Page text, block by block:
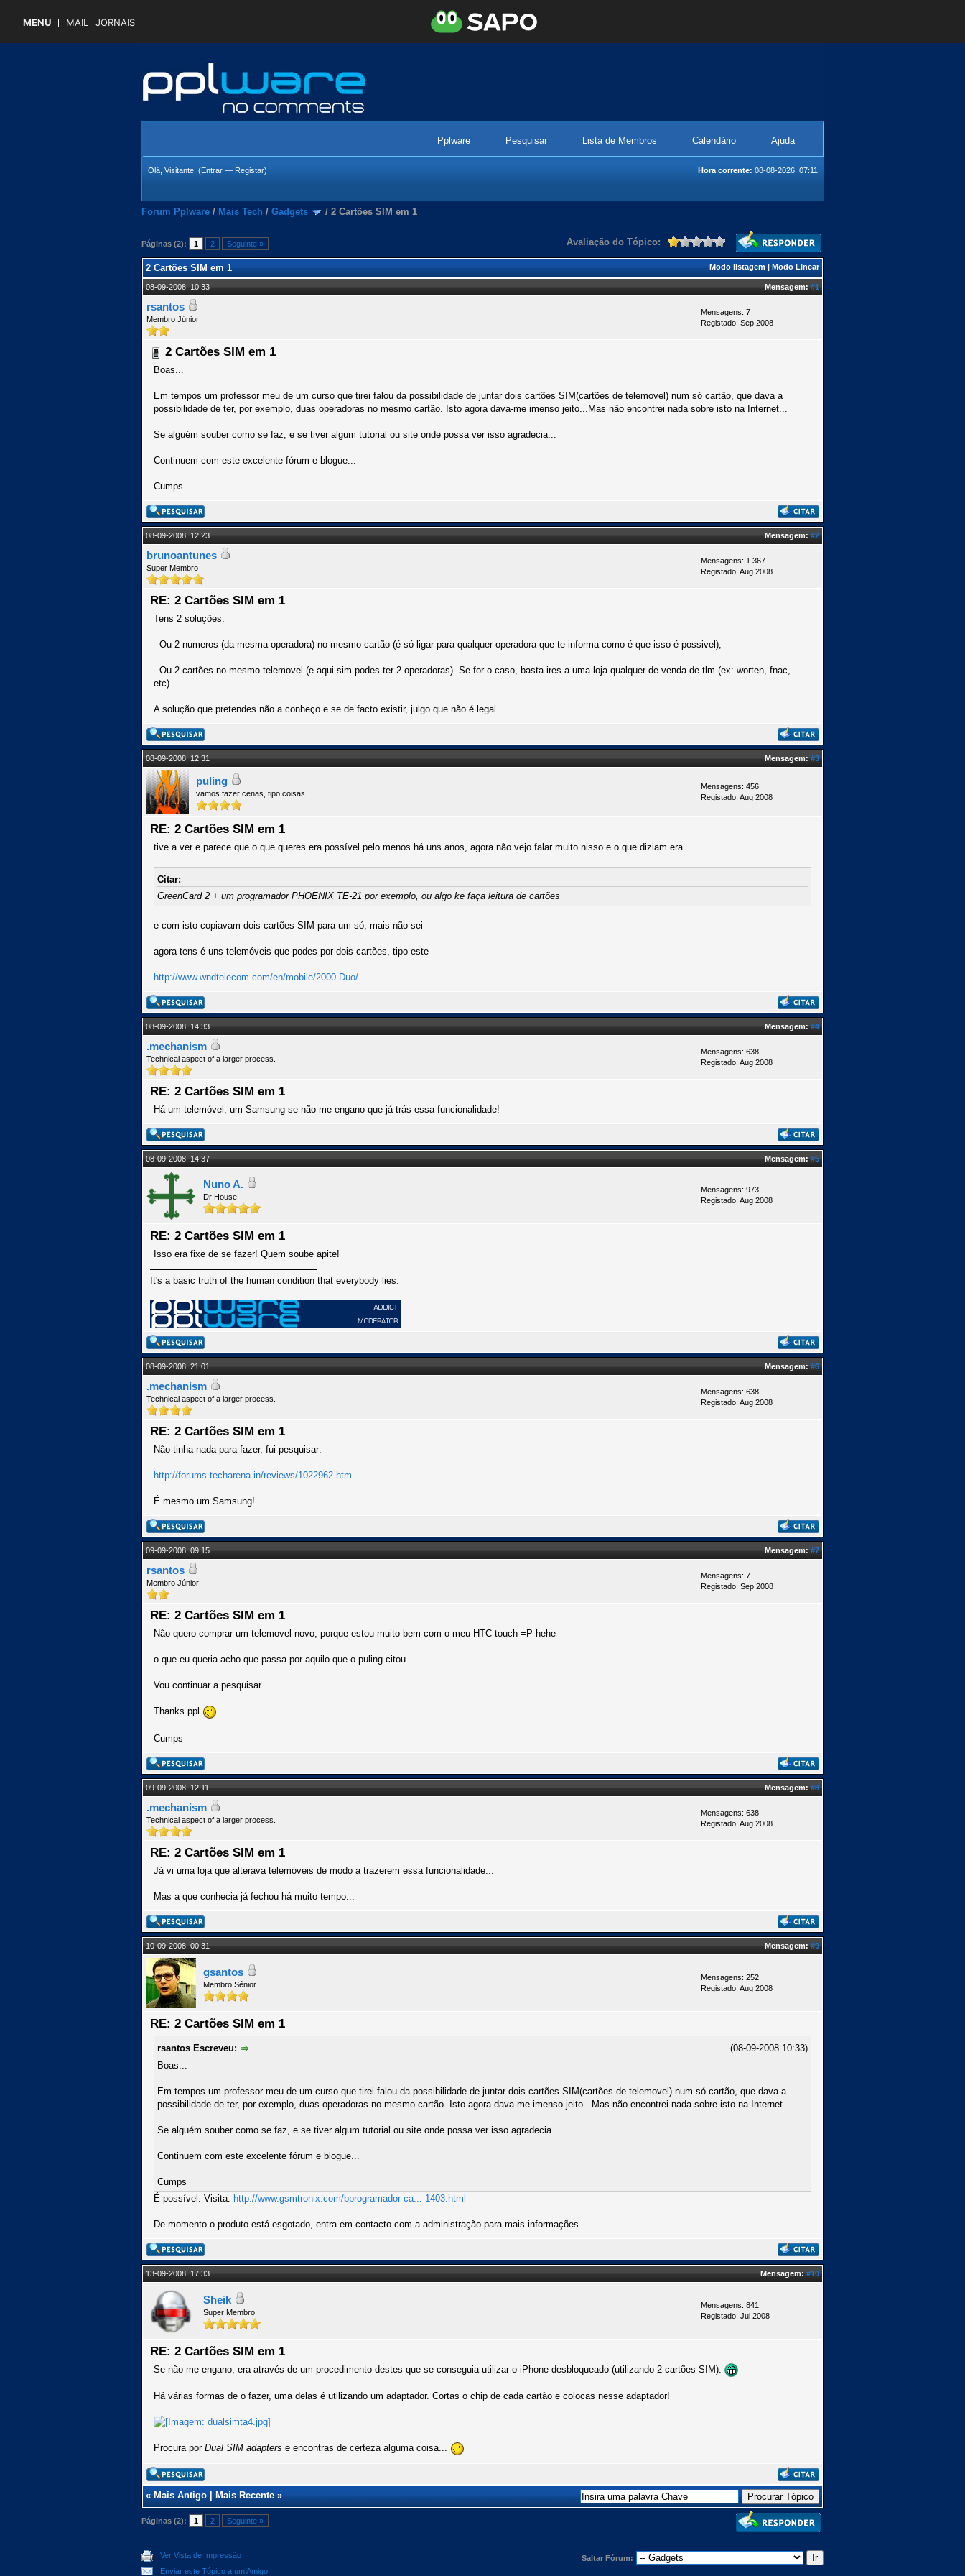
MENU MAIL JORNAIS
Pplware Pesquisar Lista de Membros Calendário Ajuda
Hora corrente: 08-08-2026, 07:11
Olá, Visitante! (Entrar — Registar)
Forum Pplware / Mais Tech / Gadgets / 2 Cartões SIM em 1
Páginas (2): 1 2 Seguinte » Avaliação do Tópico:
Modo listagem | Modo Linear
2 Cartões SIM em 1
08-09-2008, 10:33 Mensagem:#1
rsantos
Membro Júnior
Mensagens: 7
Registado: Sep 2008
2 Cartões SIM em 1
Boas...
Em tempos um professor meu de um curso que tirei falou da possibilidade de juntar dois cartões SIM(cartões de telemovel) num só cartão, que dava a
possibilidade de ter, por exemplo, duas operadoras no mesmo cartão. Isto agora dava-me imenso jeito...Mas não encontrei nada sobre isto na Internet...
Se alguém souber como se faz, e se tiver algum tutorial ou site onde possa ver isso agradecia...
Continuem com este excelente fórum e blogue...
Cumps
08-09-2008, 12:23 Mensagem:#2
brunoantunes
Super Membro
Mensagens: 1.367
Registado: Aug 2008
RE: 2 Cartões SIM em 1
Tens 2 soluções:
- Ou 2 numeros (da mesma operadora) no mesmo cartão (é só ligar para qualquer operadora que te informa como é que isso é possivel);
- Ou 2 cartões no mesmo telemovel (e aqui sim podes ter 2 operadoras). Se for o caso, basta ires a uma loja qualquer de venda de tlm (ex: worten, fnac,
etc).
A solução que pretendes não a conheço e se de facto existir, julgo que não é legal..
08-09-2008, 12:31 Mensagem:#3
puling
vamos fazer cenas, tipo coisas...
Mensagens: 456
Registado: Aug 2008
RE: 2 Cartões SIM em 1
tive a ver e parece que o que queres era possível pelo menos há uns anos, agora não vejo falar muito nisso e o que diziam era
Citar:
GreenCard 2 + um programador PHOENIX TE-21 por exemplo, ou algo ke faça leitura de cartões
e com isto copiavam dois cartões SIM para um só, mais não sei
agora tens é uns telemóveis que podes por dois cartões, tipo este
http://www.wndtelecom.com/en/mobile/2000-Duo/
08-09-2008, 14:33 Mensagem:#4
.mechanism
Technical aspect of a larger process.
Mensagens: 638
Registado: Aug 2008
RE: 2 Cartões SIM em 1
Há um telemóvel, um Samsung se não me engano que já trás essa funcionalidade!
08-09-2008, 14:37 Mensagem:#5
Nuno A.
Dr House
Mensagens: 973
Registado: Aug 2008
RE: 2 Cartões SIM em 1
Isso era fixe de se fazer! Quem soube apite!
It's a basic truth of the human condition that everybody lies.
08-09-2008, 21:01 Mensagem:#6
.mechanism
Technical aspect of a larger process.
Mensagens: 638
Registado: Aug 2008
RE: 2 Cartões SIM em 1
Não tinha nada para fazer, fui pesquisar:
http://forums.techarena.in/reviews/1022962.htm
É mesmo um Samsung!
09-09-2008, 09:15 Mensagem:#7
rsantos
Membro Júnior
Mensagens: 7
Registado: Sep 2008
RE: 2 Cartões SIM em 1
Não quero comprar um telemovel novo, porque estou muito bem com o meu HTC touch =P hehe
o que eu queria acho que passa por aquilo que o puling citou...
Vou continuar a pesquisar...
Thanks ppl
Cumps
09-09-2008, 12:11 Mensagem:#8
.mechanism
Technical aspect of a larger process.
Mensagens: 638
Registado: Aug 2008
RE: 2 Cartões SIM em 1
Já vi uma loja que alterava telemóveis de modo a trazerem essa funcionalidade...
Mas a que conhecia já fechou há muito tempo...
10-09-2008, 00:31 Mensagem:#9
gsantos
Membro Sénior
Mensagens: 252
Registado: Aug 2008
RE: 2 Cartões SIM em 1
(08-09-2008 10:33)
rsantos Escreveu:
Boas...
Em tempos um professor meu de um curso que tirei falou da possibilidade de juntar dois cartões SIM(cartões de telemovel) num só cartão, que dava a
possibilidade de ter, por exemplo, duas operadoras no mesmo cartão. Isto agora dava-me imenso jeito...Mas não encontrei nada sobre isto na Internet...
Se alguém souber como se faz, e se tiver algum tutorial ou site onde possa ver isso agradecia...
Continuem com este excelente fórum e blogue...
Cumps
É possível. Visita: http://www.gsmtronix.com/bprogramador-ca...-1403.html
De momento o produto está esgotado, entra em contacto com a administração para mais informações.
13-09-2008, 17:33 Mensagem:#10
Sheik
Super Membro
Mensagens: 841
Registado: Jul 2008
RE: 2 Cartões SIM em 1
Se não me engano, era através de um procedimento destes que se conseguia utilizar o iPhone desbloqueado (utilizando 2 cartões SIM).
Há várias formas de o fazer, uma delas é utilizando um adaptador. Cortas o chip de cada cartão e colocas nesse adaptador!
Procura por Dual SIM adapters e encontras de certeza alguma coisa...
«Mais Antigo|Mais Recente»
Páginas (2): 1 2 Seguinte »
Ver Vista de Impressão
Enviar este Tópico a um Amigo
Saltar Fórum: